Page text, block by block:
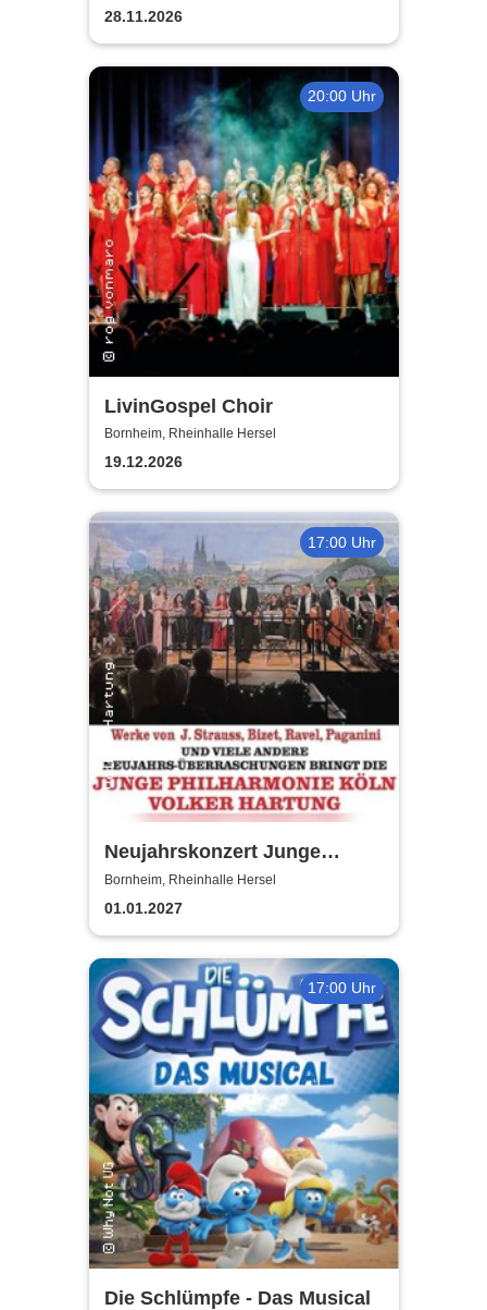
28.11.2026
20:00 Uhr
LivinGospel Choir
Bornheim, Rheinhalle Hersel
19.12.2026
17:00 Uhr
Neujahrskonzert Junge
Philharmonie Köln
Bornheim, Rheinhalle Hersel
01.01.2027
17:00 Uhr
Die Schlümpfe - Das Musical